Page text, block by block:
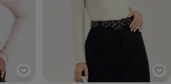
Endless - Blusa Manga Longa